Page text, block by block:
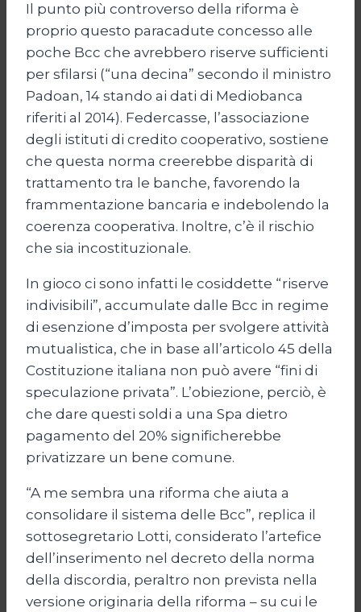
Il punto più controverso della riforma è
proprio questo paracadute concesso alle
poche Bcc che avrebbero riserve sufficienti
per sfilarsi (“una decina” secondo il ministro
Padoan, 14 stando ai dati di Mediobanca
riferiti al 2014). Federcasse, l’associazione
degli istituti di credito cooperativo, sostiene
che questa norma creerebbe disparità di
trattamento tra le banche, favorendo la
frammentazione bancaria e indebolendo la
coerenza cooperativa. Inoltre, c’è il rischio
che sia incostituzionale.
In gioco ci sono infatti le cosiddette “riserve
indivisibili”, accumulate dalle Bcc in regime
di esenzione d’imposta per svolgere attività
mutualistica, che in base all’articolo 45 della
Costituzione italiana non può avere “fini di
speculazione privata”. L’obiezione, perciò, è
che dare questi soldi a una Spa dietro
pagamento del 20% significherebbe
privatizzare un bene comune.
“A me sembra una riforma che aiuta a
consolidare il sistema delle Bcc”, replica il
sottosegretario Lotti, considerato l’artefice
dell’inserimento nel decreto della norma
della discordia, peraltro non prevista nella
versione originaria della riforma – su cui le